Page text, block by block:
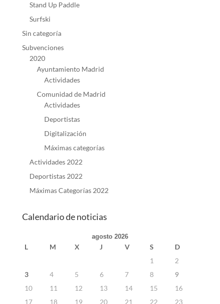
Stand Up Paddle
Surfski
Sin categoría
Subvenciones
2020
Ayuntamiento Madrid
Actividades
Comunidad de Madrid
Actividades
Deportistas
Digitalización
Máximas categorías
Actividades 2022
Deportistas 2022
Máximas Categorías 2022
Calendario de noticias
agosto 2026
L M X J V S
D
1
2
3
4 5 6 7 8
9
10
11 12 13 14 15
16
17
18 19 20 21 22 23